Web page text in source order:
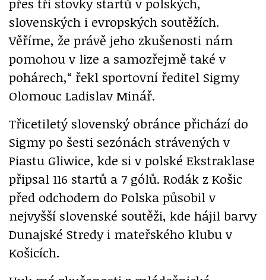
slovenských i evropských soutěžích.
Věříme, že právě jeho zkušenosti nám
pomohou v lize a samozřejmě také v
pohárech,“ řekl sportovní ředitel Sigmy
Olomouc Ladislav Minář.
Třicetiletý slovenský obránce přichází do
Sigmy po šesti sezónách strávených v
Piastu Gliwice, kde si v polské Ekstraklase
připsal 116 startů a 7 gólů. Rodák z Košic
před odchodem do Polska působil v
nejvyšší slovenské soutěži, kde hájil barvy
Dunajské Stredy i mateřského klubu v
Košicích.